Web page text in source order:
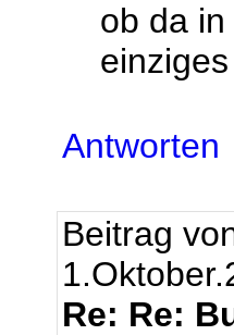
ob da
Antworten
Beitrag
Re: Re: